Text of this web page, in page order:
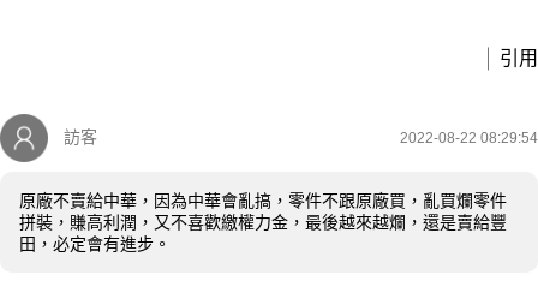
引用
訪客 2022-08-22 08:29:54
原廠不賣給中華，因為中華會亂搞，零件不跟原廠買，亂買爛零件
拼裝，賺高利潤，又不喜歡繳權力金，最後越來越爛，還是賣給豐
田，必定會有進步。